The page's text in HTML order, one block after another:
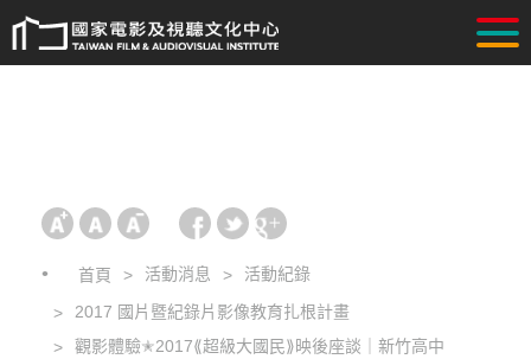
首頁 活動消息
活動紀錄
2017 國片暨紀錄片影像教育扎根計畫
觀影體驗✭2017⟪超級大國民⟫映後座談｜新竹高中